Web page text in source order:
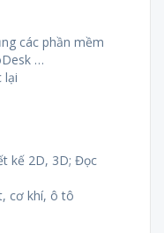
các phần mềm
…
lại
kế 2D, 3D; Đọc
cơ khí, ô tô